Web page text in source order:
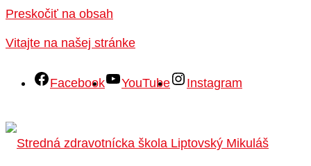
Preskočiť na obsah
Vitajte na našej stránke
Facebook YouTube Instagram